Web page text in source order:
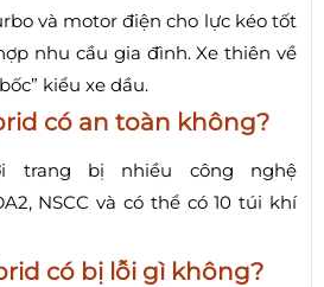
và motor điện cho lực kéo tốt
nhu cầu gia đình. Xe thiên về
kiểu xe dầu.
có an toàn không?
trang bị nhiều công nghệ
NSCC và có thể có 10 túi khí
có bị lỗi gì không?